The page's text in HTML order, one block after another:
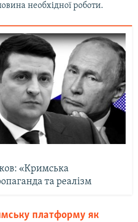
необхідної роботи.
«Кримська
та реалізм
платформу як